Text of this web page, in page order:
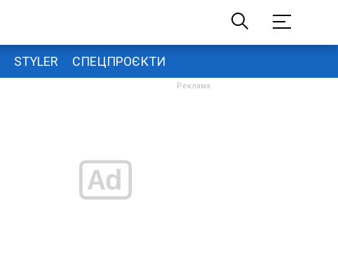
STYLER СПЕЦПРОЄКТИ